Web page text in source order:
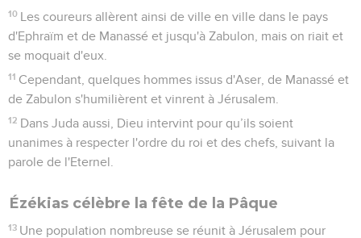
10 Les coureurs allèrent ainsi de ville en ville dans le pays
d'Ephraïm et de Manassé et jusqu'à Zabulon, mais on riait et
se moquait d'eux.
11 Cependant, quelques hommes issus d'Aser, de Manassé et
de Zabulon s'humilièrent et vinrent à Jérusalem.
12 Dans Juda aussi, Dieu intervint pour qu’ils soient
unanimes à respecter l'ordre du roi et des chefs, suivant la
parole de l'Eternel.
Ézékias célèbre la fête de la Pâque
13 Une population nombreuse se réunit à Jérusalem pour